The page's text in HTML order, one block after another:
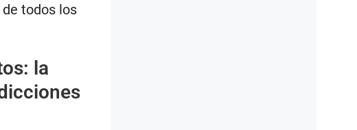
todos los
la